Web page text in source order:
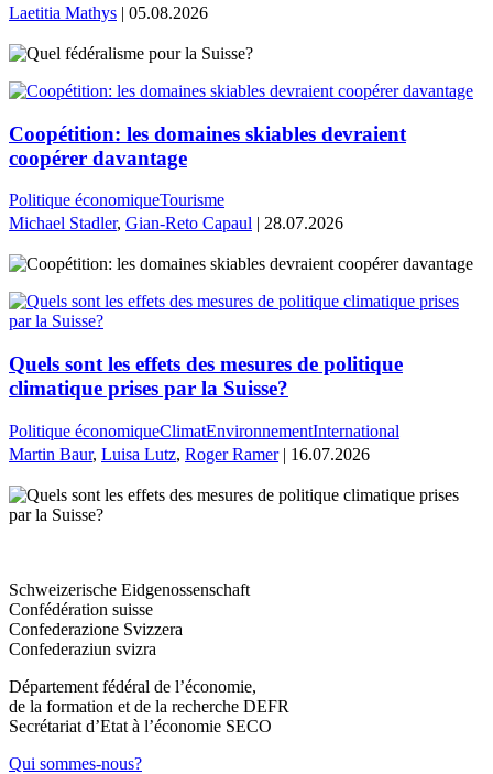
Laetitia Mathys | 05.08.2026
Coopétition: les domaines skiables devraient
coopérer davantage
Politique économiqueTourisme
Michael Stadler, Gian-Reto Capaul | 28.07.2026
Quels sont les effets des mesures de politique
climatique prises par la Suisse?
Politique économiqueClimatEnvironnementInternational
Martin Baur, Luisa Lutz, Roger Ramer| 16.07.2026
Schweizerische Eidgenossenschaft
Confédération suisse
Confederazione Svizzera
Confederaziun svizra
Département fédéral de l’économie,
de la formation et de la recherche DEFR
Secrétariat d’Etat à l’économie SECO
Qui sommes-nous?